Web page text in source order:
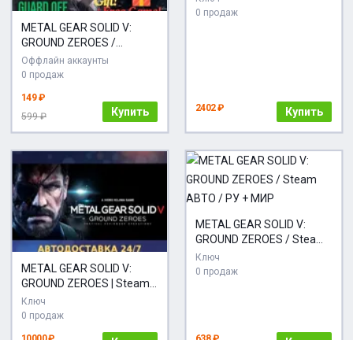
METAL GEAR SOLID V:
GROUND ZEROES /
Steam/Offline
Оффлайн аккаунты
0 продаж
149 ₽
599 ₽
Купить
0 продаж
2402 ₽ Купить
METAL GEAR SOLID V:
GROUND ZEROES | Steam
Gift | Автодоставка
Ключ
0 продаж
METAL GEAR SOLID V:
GROUND ZEROES / Steam
АВТО / РУ + МИР
Ключ
0 продаж